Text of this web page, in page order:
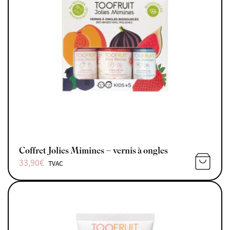
Coffret Jolies Mimines – vernis à ongles
33,90€ TVAC